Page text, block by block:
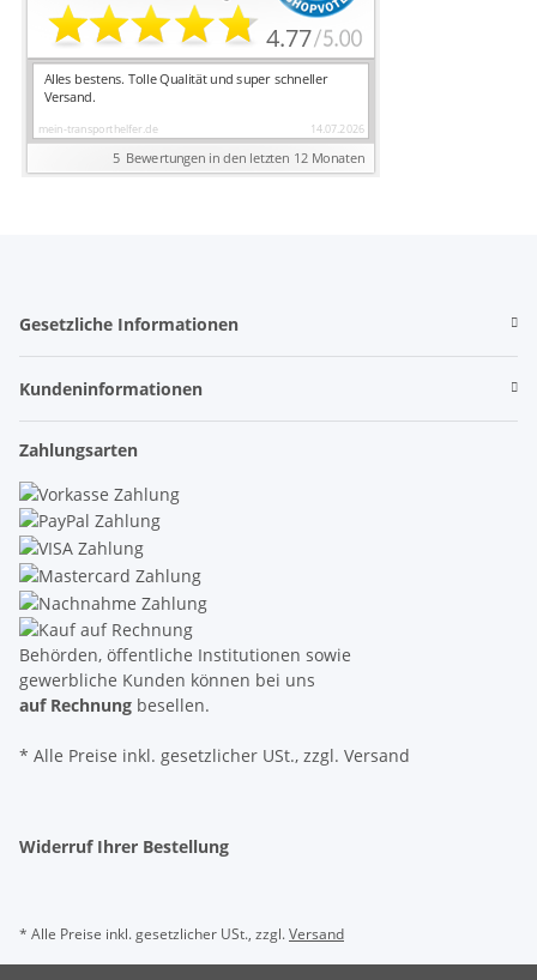
Gesetzliche Informationen
Kundeninformationen
Zahlungsarten
Behörden, öffentliche Institutionen sowie
gewerbliche Kunden können bei uns
auf Rechnung besellen.
* Alle Preise inkl. gesetzlicher USt., zzgl. Versand
Widerruf Ihrer Bestellung
* Alle Preise inkl. gesetzlicher USt., zzgl.Versand